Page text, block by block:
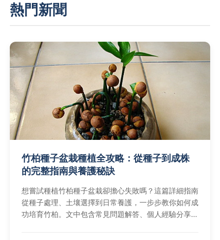
熱門新聞
竹柏種子盆栽種植全攻略：從種子到成株
的完整指南與養護秘訣
想嘗試種植竹柏種子盆栽卻擔心失敗嗎？這篇詳細指南
從種子處理、土壤選擇到日常養護，一步步教你如何成
功培育竹柏。文中包含常見問題解答、個人經驗分享和